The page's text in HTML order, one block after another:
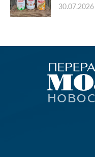
30.07.2026